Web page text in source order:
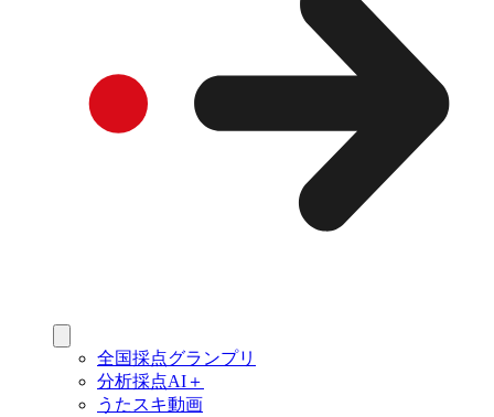
全国採点グランプリ
分析採点AI＋
うたスキ動画